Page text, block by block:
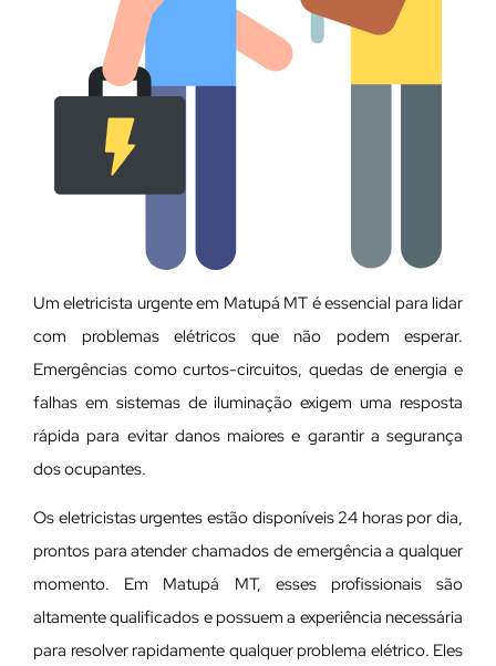
Um eletricista urgente em Matupá MT é essencial para lidar
com problemas elétricos que não podem esperar.
Emergências como curtos-circuitos, quedas de energia e
falhas em sistemas de iluminação exigem uma resposta
rápida para evitar danos maiores e garantir a segurança
dos ocupantes.
Os eletricistas urgentes estão disponíveis 24 horas por dia,
prontos para atender chamados de emergência a qualquer
momento. Em Matupá MT, esses profissionais são
altamente qualificados e possuem a experiência necessária
para resolver rapidamente qualquer problema elétrico. Eles